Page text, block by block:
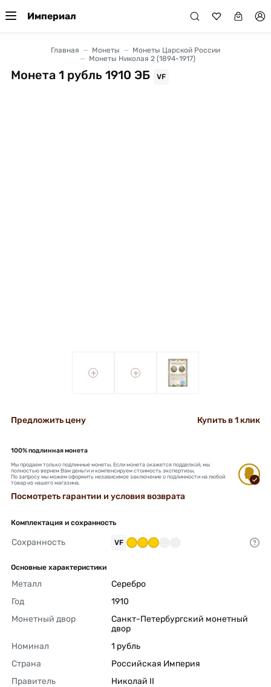
Империал
Главная Монеты
Монеты Царской России
Монеты Николая 2 (1894-1917)
Монета 1 рубль 1910 ЭБ VF
+ +
Предложить цену Купить в 1 клик
100% подлинная монета
Мы продаем только подлинные монеты. Если монета окажется подделкой, мы
полностью вернем Вам деньги и компенсируем стоимость экспертизы.
По запросу мы можем оформить независимое заключение о подлинности на любой
товар из нашего магазина.
Посмотреть гарантии и условия возврата
Комплектация и сохранность
Сохранность VF
Основные характеристики
Металл
Серебро
Год
1910
Монетный двор
Санкт-Петербургский монетный
двор
Номинал
1 рубль
Страна
Российская Империя
Правитель
Николай II